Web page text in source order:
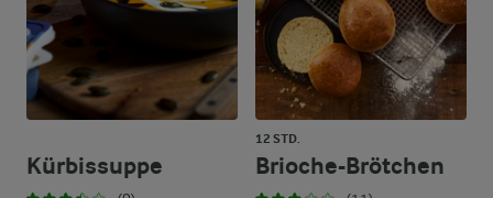
Kürbissuppe
12 STD.
Brioche-Brötchen